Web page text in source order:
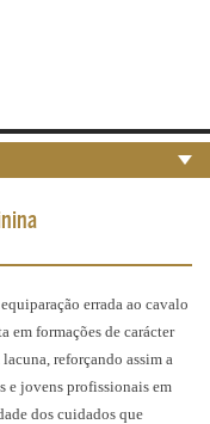
equiparação errada ao cavalo
em formações de carácter
reforçando assim a
e jovens profissionais em
dos cuidados que